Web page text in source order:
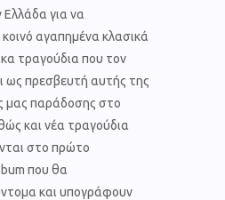
Ελλάδα για να
αγαπημένα κλασικά
τραγούδια που τον
ως πρεσβευτή αυτής της
μας παράδοσης στο
και νέα τραγούδια
στο πρώτο
που θα
και υπογράφουν